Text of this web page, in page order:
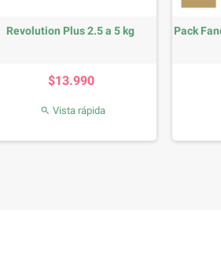
Revolution Plus 2.5 a 5 kg
$13.990
 Vista rápida
Pack